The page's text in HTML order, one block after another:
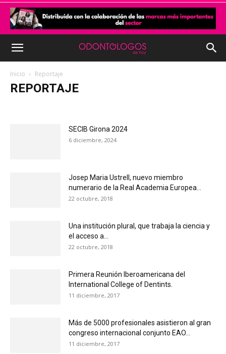
Inicio Reportaje
REPORTAJE
Mejora tu Gestión NOTICIAS F.I.E.F.O
Tribuna de Salud pública
SECIB Girona 2024
6 diciembre, 2024
Josep Maria Ustrell, nuevo miembro
numerario de la Real Academia Europea...
22 octubre, 2018
Una institución plural, que trabaja la ciencia y
el acceso a...
22 octubre, 2018
Primera Reunión Iberoamericana del
International College of Dentints.
11 diciembre, 2017
Más de 5000 profesionales asistieron al gran
congreso internacional conjunto EAO...
11 diciembre, 2017